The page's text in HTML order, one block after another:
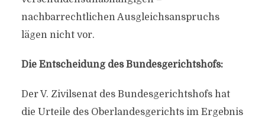
nachbarrechtlichen Ausgleichsanspruchs
lägen nicht vor.
Die Entscheidung des Bundesgerichtshofs:
Der V. Zivilsenat des Bundesgerichtshofs hat
die Urteile des Oberlandesgerichts im Ergebnis